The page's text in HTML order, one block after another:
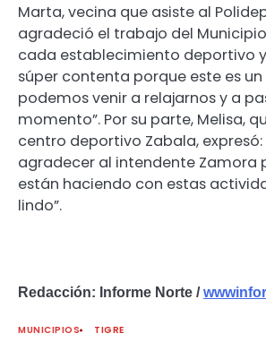
Marta, vecina que asiste al
agradeció el trabajo del
cada establecimiento deportivo y
súper contenta porque este es
podemos venir a relajarnos y a
momento”. Por su parte, Melisa,
centro deportivo Zabala, expresó:
agradecer al intendente Zamora
están haciendo con estas
lindo”.
Redacción: Informe Norte /
MUNICIPIOS
TIGRE